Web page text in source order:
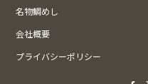
名物鯛めし
会社概要
プライバシーポリシー